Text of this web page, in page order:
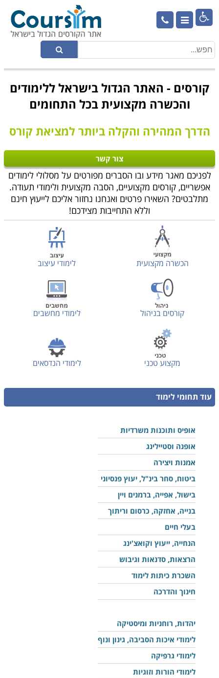

קורסים - האתר הגדול בישראל ללימודים
והכשרה מקצועית בכל התחומים
הדרך המהירה והקלה ביותר למציאת קורס
צור קשר
לפניכם מאגר מידע ובו הסברים מפורטים על מסלולי לימודים
אפשריים, קורסים מקצועיים, הסבה מקצועית ולימודי תעודה.
מתלבטים? השאירו פרטים ואנחנו נחזור אליכם לייעוץ חינם
וללא התחייבות מצידכם!
הכשרה מקצועית לימודי עיצוב
קורסים בניהול לימודי מחשבים
מקצוע טכני לימודי הנדסאים
עוד תחומי לימוד
אופיס ותוכנות משרדיות
אופנה וסטיילינג
אמנות ויצירה
ביטוח, סחר בינ"ל, יעוץ פנסיוני
בישול, אפייה, ברמנים ויין
בנייה, אחזקה, כרסום וריתוך
בעלי חיים
הנחייה, ייעוץ וקואצ'ינג
הרצאות, סדנאות וגיבוש
השכרת כיתות לימוד
חינוך והדרכה
יהדות, רוחניות ומיסטיקה
לימודי איכות הסביבה, גינון ונוף
לימודי גרפיקה
לימודי הורות וזוגיות